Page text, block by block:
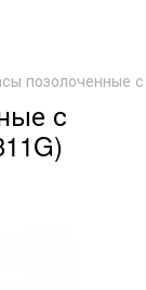
позолоченные
с